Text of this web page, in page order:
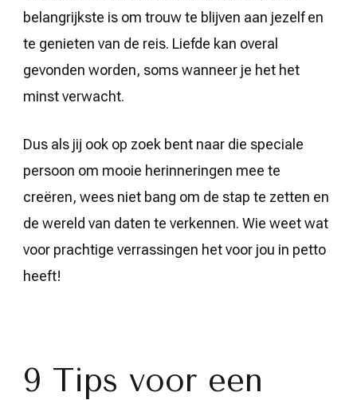
belangrijkste is om trouw te blijven aan jezelf en
te genieten van de reis. Liefde kan overal
gevonden worden, soms wanneer je het het
minst verwacht.
Dus als jij ook op zoek bent naar die speciale
persoon om mooie herinneringen mee te
creëren, wees niet bang om de stap te zetten en
de wereld van daten te verkennen. Wie weet wat
voor prachtige verrassingen het voor jou in petto
heeft!
9 Tips voor een